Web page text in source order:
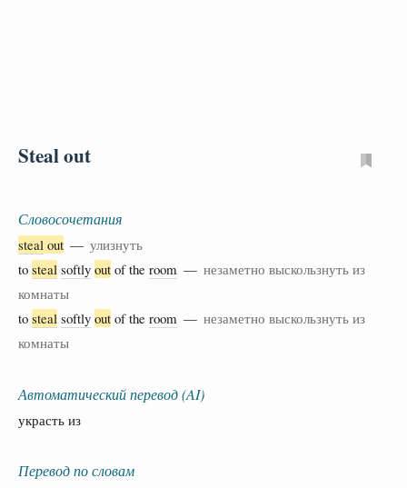
Steal out
Словосочетания
steal out — улизнуть
to steal softly out of the room — незаметно выскользнуть из
комнаты
to steal softly out of the room — незаметно выскользнуть из
комнаты
Автоматический перевод (AI)
украсть из
Перевод по словам